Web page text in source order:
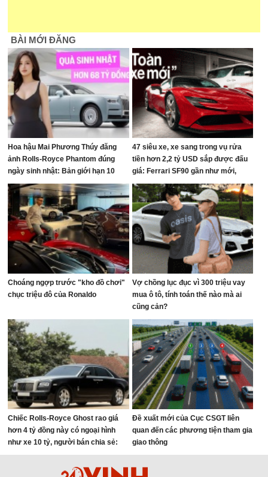
BÀI MỚI ĐĂNG
Hoa hậu Mai Phương Thúy đăng
ảnh Rolls-Royce Phantom đúng
ngày sinh nhật: Bản giới hạn 10
chiếc toàn cầu, giá quy đổi gần 68
tỷ đồng
47 siêu xe, xe sang trong vụ rửa
tiền hơn 2,2 tỷ USD sắp được đấu
giá: Ferrari SF90 gần như mới,
Rolls-Royce xếp hàng dài
Choáng ngợp trước "kho đồ chơi"
chục triệu đô của Ronaldo
Vợ chồng lục đục vì 300 triệu vay
mua ô tô, tính toán thế nào mà ai
cũng cản?
Chiếc Rolls-Royce Ghost rao giá
hơn 4 tỷ đồng này có ngoại hình
như xe 10 tỷ, người bán chia sẻ:
‘Vừa bảo dưỡng lớn 800 triệu đồng’
Đề xuất mới của Cục CSGT liên
quan đến các phương tiện tham gia
giao thông